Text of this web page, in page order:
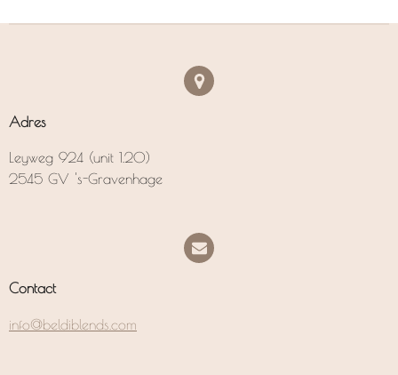
Adres
Leyweg 924 (unit 1.20)
2545 GV 's-Gravenhage
Contact
info@beldiblends.com